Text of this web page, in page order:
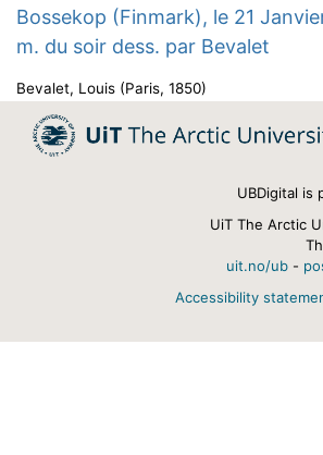
Bossekop (Finmark), le 21
m. du soir dess. par Bevalet
Bevalet, Louis (Paris, 1850)
UBDigital is
UiT The Arctic
uit.no/ub -
Accessibility